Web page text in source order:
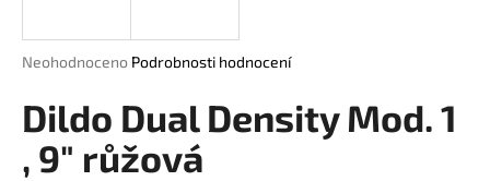
Průměrné
produktu
0,0
z
Neohodnoceno Podrobnosti hodnocení
Dildo Dual Density Mod. 1
, 9" růžová
j
t
?